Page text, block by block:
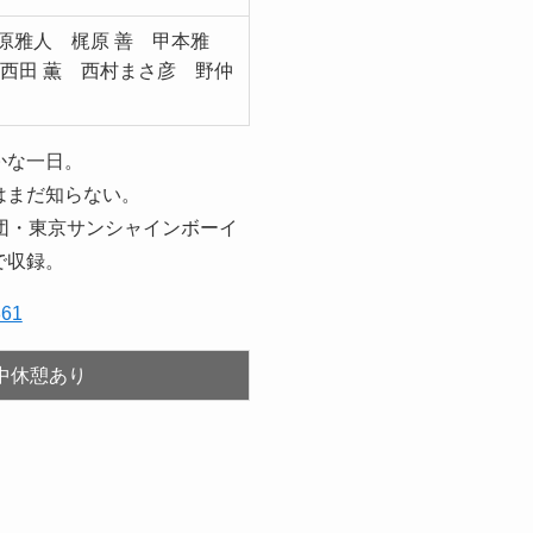
雅人 梶原 善 甲本雅
田 薫 西村まさ彦 野仲
一日。
だ知らない。
東京サンシャインボーイ
録。
憩あり